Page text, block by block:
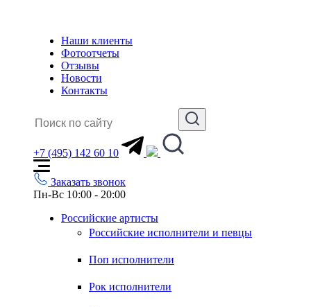
Наши клиенты
Фотоотчеты
Отзывы
Новости
Контакты
+7 (495) 142 60 10
Заказать звонок
Пн-Вс 10:00 - 20:00
Российские артисты
Российские исполнители и певцы
Поп исполнители
Рок исполнители